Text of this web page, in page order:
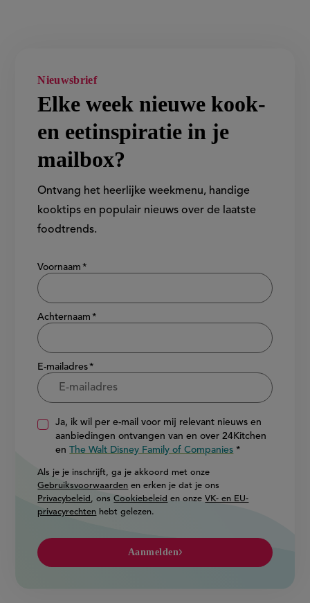
Elke week nieuwe kook-
en eetinspiratie in je
mailbox?
Ontvang het heerlijke weekmenu, handige
kooktips en populair nieuws over de laatste
foodtrends.
Achternaam
E-mailadres
Ja, ik wil per e-mail voor mij relevant nieuws en
aanbiedingen ontvangen van en over 24Kitchen
en The Walt Disney Family of Companies
Als je je inschrijft, ga je akkoord met onze
Privacybeleid
, onsCookiebeleid
privacyrechtenhebt gelezen.